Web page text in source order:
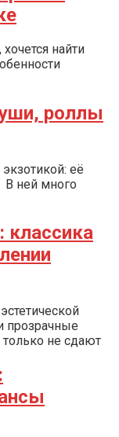
найти
роллы
её
В ней много
классика
прозрачные
не сдают